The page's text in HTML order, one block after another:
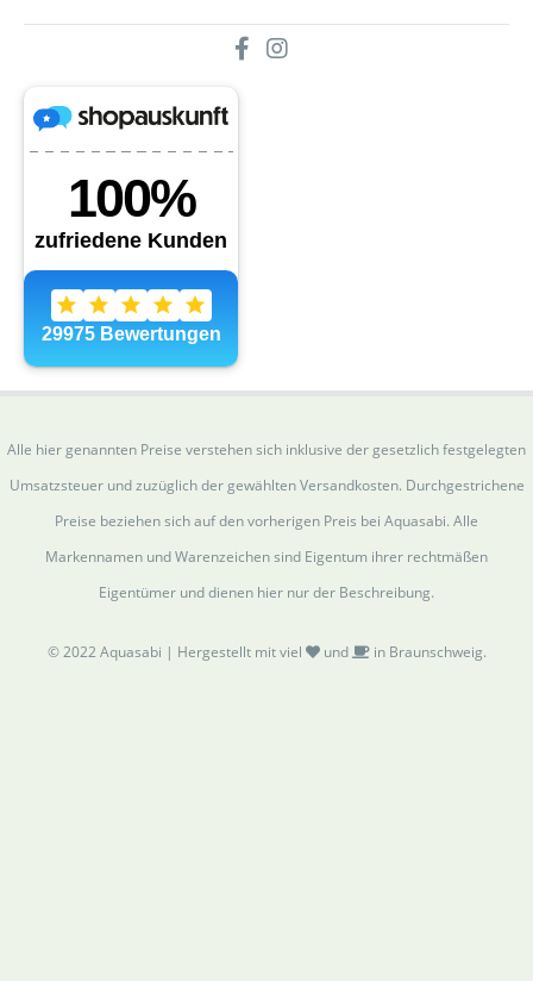
Alle hier genannten Preise verstehen sich inklusive der gesetzlich festgelegten
Umsatzsteuer und zuzüglich der gewählten Versandkosten. Durchgestrichene
Preise beziehen sich auf den vorherigen Preis bei Aquasabi. Alle
Markennamen und Warenzeichen sind Eigentum ihrer rechtmäßen
Eigentümer und dienen hier nur der Beschreibung.
© 2022 Aquasabi | Hergestellt mit viel und in Braunschweig.